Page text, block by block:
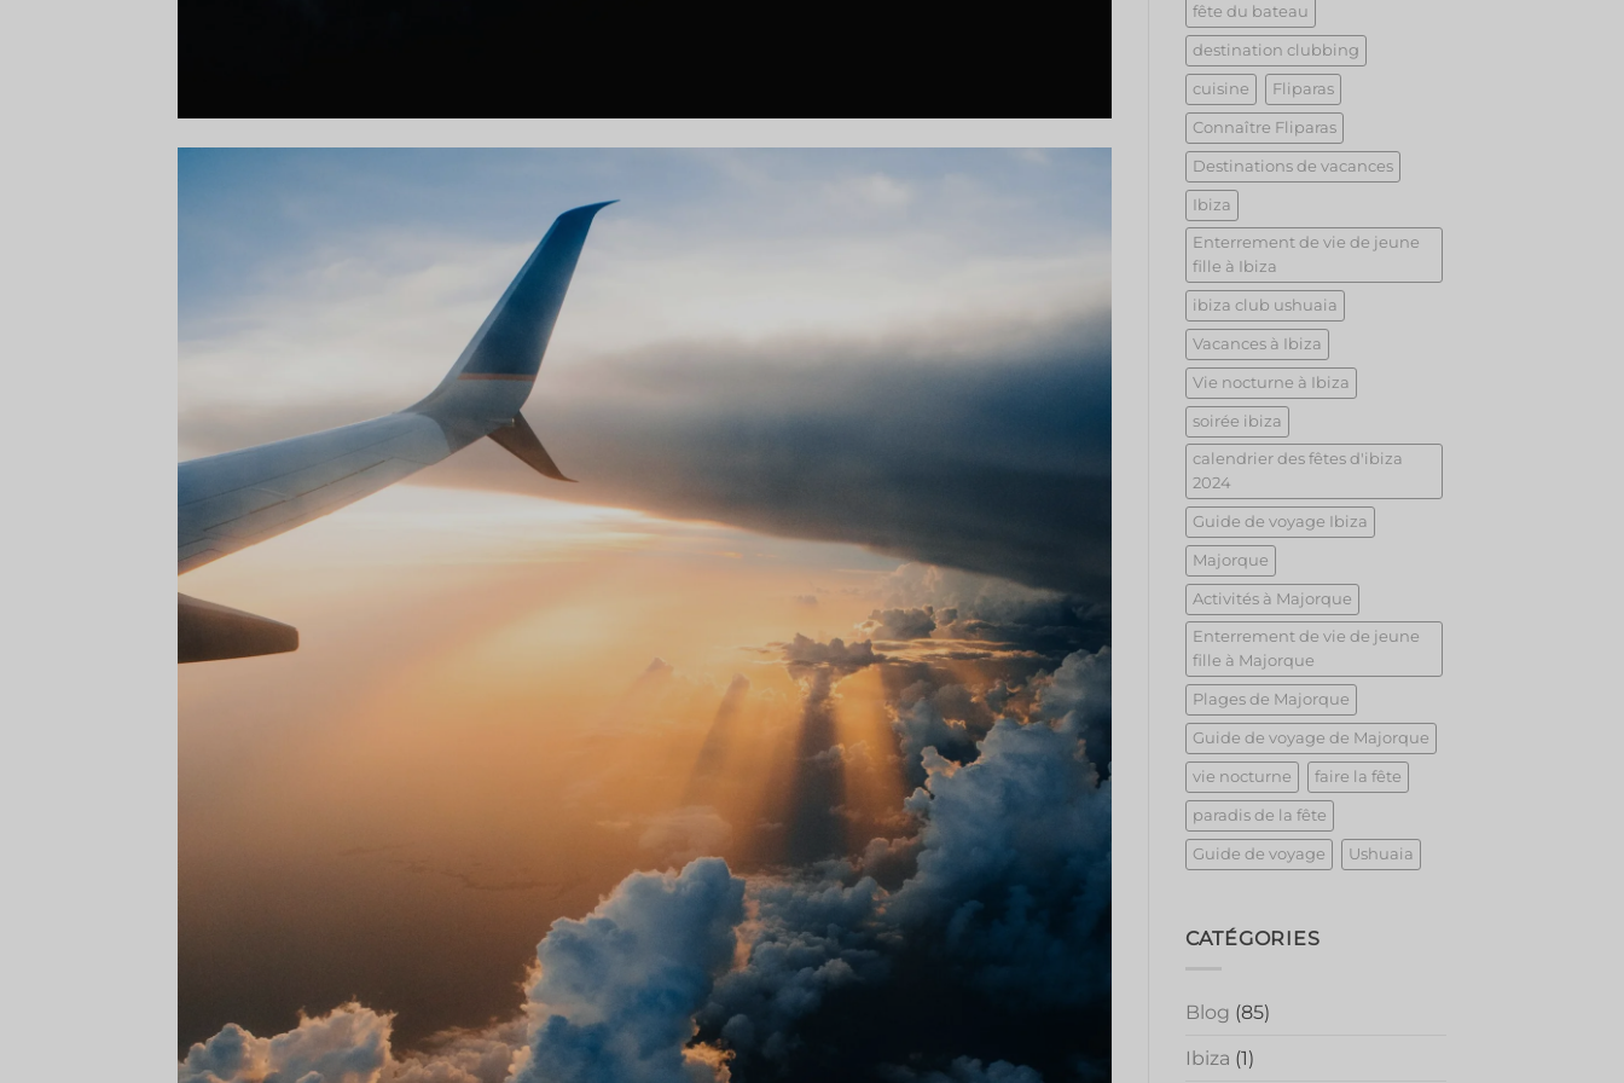
fête du bateau
destination clubbing
cuisine Fliparas
Connaître Fliparas
Destinations de vacances
Ibiza
Enterrement de vie de jeune
fille à Ibiza
ibiza club ushuaia
Vacances à Ibiza
Vie nocturne à Ibiza
soirée ibiza
calendrier des fêtes d'ibiza
2024
Guide de voyage Ibiza
Majorque
Activités à Majorque
Enterrement de vie de jeune
fille à Majorque
Plages de Majorque
Guide de voyage de Majorque
vie nocturne faire la fête
paradis de la fête
Guide de voyage Ushuaia
CATÉGORIES
Blog (85)
Ibiza (1)